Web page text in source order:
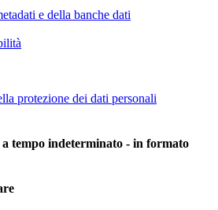
e della banche dati
protezione dei dati personali
a tempo indeterminato - in formato